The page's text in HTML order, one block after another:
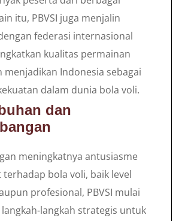
itu, PBVSI juga menjalin
federasi internasional
kualitas permainan
menjadikan Indonesia sebagai
dalam dunia bola voli.
dan
meningkatnya antusiasme
terhadap bola voli, baik level
profesional, PBVSI mulai
langkah strategis untuk